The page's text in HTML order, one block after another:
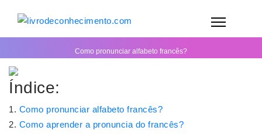
Como pronunciar alfabeto francês?
Índice:
Como pronunciar alfabeto francês?
Como aprender a pronuncia do francês?